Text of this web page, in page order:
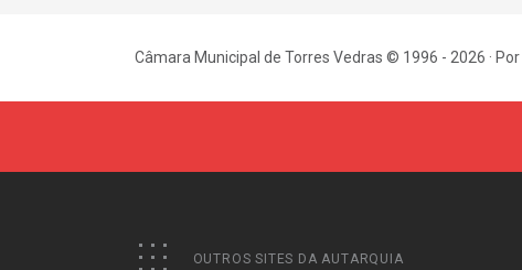
Câmara Municipal de Torres Vedras © 1996 - 2026 · Por
OUTROS SITES DA AUTARQUIA